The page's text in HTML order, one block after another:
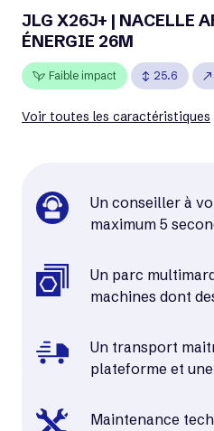
JLG X26J+ | NACELLE
ÉNERGIE 26M
Faible impact 25.6
Voir toutes les caractéristiques
Un conseiller à
maximum 5
Un parc
machines dont
Un transport
plateforme et
Maintenance